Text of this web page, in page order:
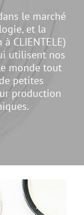
le marché
et la
CLIENTELE)
utilisent nos
monde tout
petites
production